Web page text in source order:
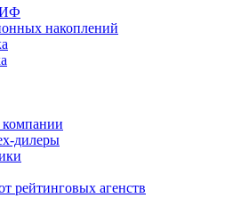
накоплений
дилеры
рейтинговых агенств